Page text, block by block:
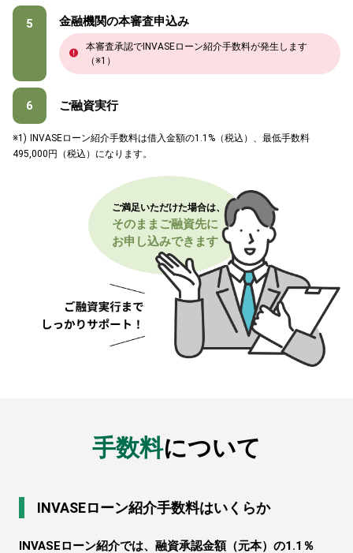
5 金融機関の本審査申込み
本審査承認でINVASEローン紹介手数料が発生します
（※1）
6 ご融資実行
※1) INVASEローン紹介手数料は借入金額の1.1%（税込）、 最低手数料
495,000円（税込）になります。
ご満足いただけた場合は、
そのままご融資先に
お申し込みできます
手数料について
INVASEローン紹介手数料はいくらか
INVASEローン紹介では、融資承認金額（元本）の1.1％